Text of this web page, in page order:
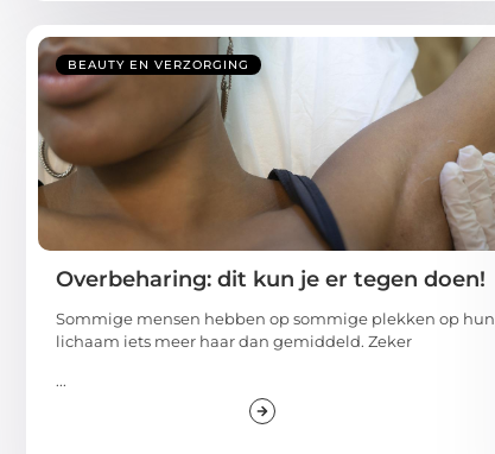
BEAUTY EN VERZORGING
Overbeharing: dit kun je er tegen doen!
Sommige mensen hebben op sommige plekken op hun
lichaam iets meer haar dan gemiddeld. Zeker
...